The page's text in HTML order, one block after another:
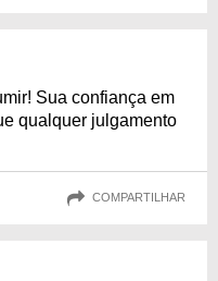
Sua confiança em
qualquer julgamento
COMPARTILHAR